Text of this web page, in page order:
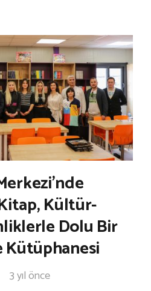
Kültür-
Dolu Bir
Kütüphanesi
3 yıl önce